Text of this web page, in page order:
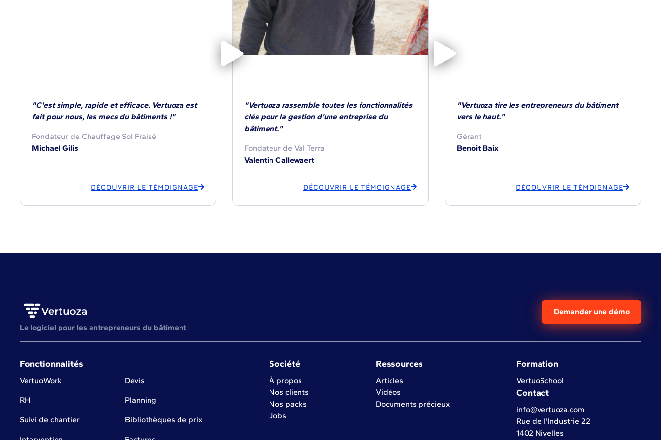
"C'est simple, rapide et efficace. Vertuoza est
fait pour nous, les mecs du bâtiments !"
Fondateur de Chauffage Sol Fraisé
Michael Gilis
DÉCOUVRIR LE TÉMOIGNAGE
"Vertuoza rassemble toutes les fonctionnalités
clés pour la gestion d'une entreprise du
bâtiment."
Fondateur de Val Terra
Valentin Callewaert
DÉCOUVRIR LE TÉMOIGNAGE
"Vertuoza tire les entrepreneurs du bâtiment
vers le haut."
Gérant
Benoit Baix
DÉCOUVRIR LE TÉMOIGNAGE
Le logiciel pour les entrepreneurs du bâtiment
Demander une démo
Fonctionnalités
VertuoWork Devis
RH Planning
Suivi de chantier Bibliothèques de prix
Société
À propos
Nos clients
Nos packs
Jobs
Ressources
Articles
Vidéos
Documents précieux
Formation
VertuoSchool
Contact
info@vertuoza.com
Rue de l'Industrie 22
1402 Nivelles